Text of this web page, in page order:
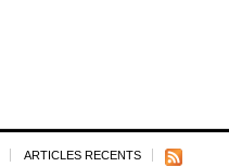
ARTICLES RECENTS